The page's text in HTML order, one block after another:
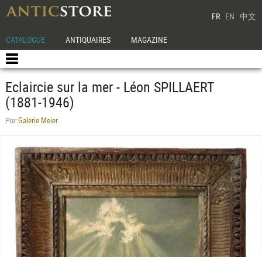
FR EN 中文
CATALOGUE ANTIQUAIRES MAGAZINE
Eclaircie sur la mer - Léon SPILLAERT
(1881-1946)
ParGalerie Meier